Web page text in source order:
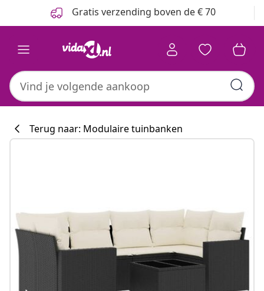
Gratis verzending boven de € 70
Terug naar: Modulaire tuinbanken